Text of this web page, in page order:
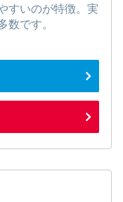
すいのが特徴。実
数です。